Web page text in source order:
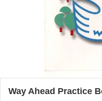
Way Ahead Practice